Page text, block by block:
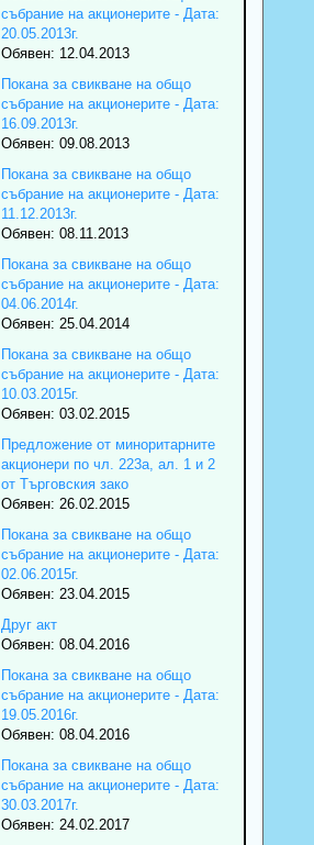
събрание на акционерите - Дата:
20.05.2013г.
Обявен: 12.04.2013
Покана за свикване на общо
събрание на акционерите - Дата:
16.09.2013г.
Обявен: 09.08.2013
Покана за свикване на общо
събрание на акционерите - Дата:
11.12.2013г.
Обявен: 08.11.2013
Покана за свикване на общо
събрание на акционерите - Дата:
04.06.2014г.
Обявен: 25.04.2014
Покана за свикване на общо
събрание на акционерите - Дата:
10.03.2015г.
Обявен: 03.02.2015
Предложение от миноритарните
акционери по чл. 223а, ал. 1 и 2
от Търговския зако
Обявен: 26.02.2015
Покана за свикване на общо
събрание на акционерите - Дата:
02.06.2015г.
Обявен: 23.04.2015
Друг акт
Обявен: 08.04.2016
Покана за свикване на общо
събрание на акционерите - Дата:
19.05.2016г.
Обявен: 08.04.2016
Покана за свикване на общо
събрание на акционерите - Дата:
30.03.2017г.
Обявен: 24.02.2017